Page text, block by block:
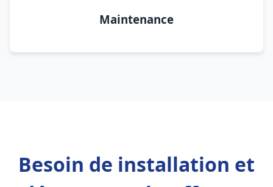
Maintenance
Besoin de installation et